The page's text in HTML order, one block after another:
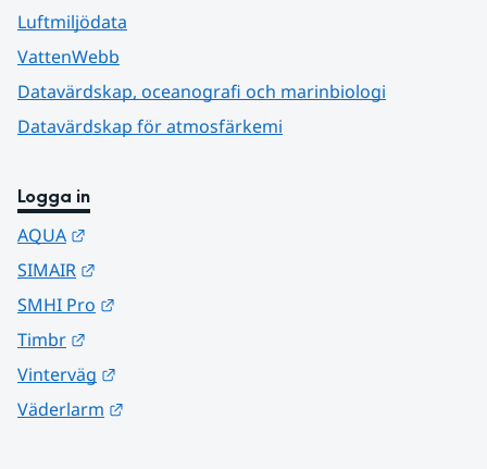
Luftmiljödata
VattenWebb
Datavärdskap, oceanografi och marinbiologi
Datavärdskap för atmosfärkemi
Logga in
AQUA
SIMAIR
SMHI Pro
Timbr
Vinterväg
Väderlarm